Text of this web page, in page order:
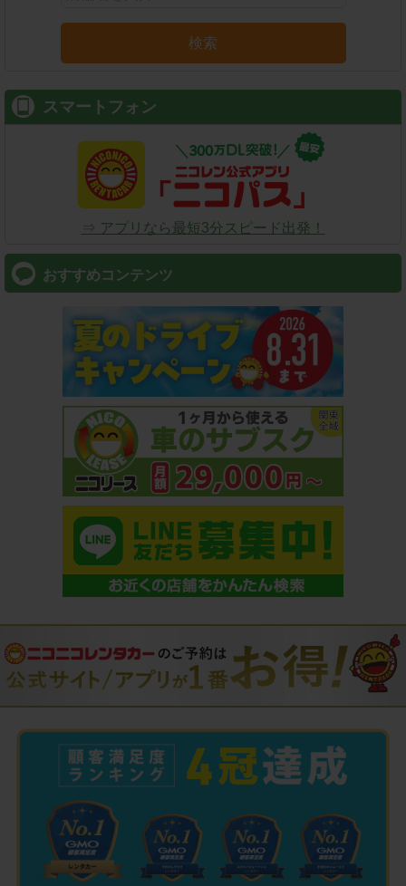
検索
スマートフォン
⇒ アプリなら最短3分スピード出発！
おすすめコンテンツ